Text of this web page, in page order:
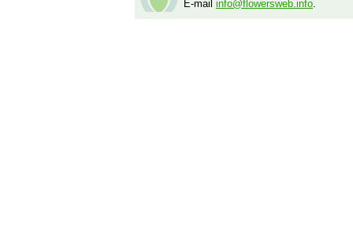
E-mail info@flowersweb.info.